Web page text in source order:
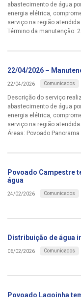
abastecimento de água
energia elétrica,
serviço na região
Término da manutenção:
22/04/2026 –
22/04/2026 Comunicados
Descrição do serviço
abastecimento de água
energia elétrica,
serviço na região
Áreas: Povoado Panorama
Povoado Campestre
água
24/02/2026 Comunicados
Distribuição de água
06/02/2026 Comunicados
Povoado Lagoinha